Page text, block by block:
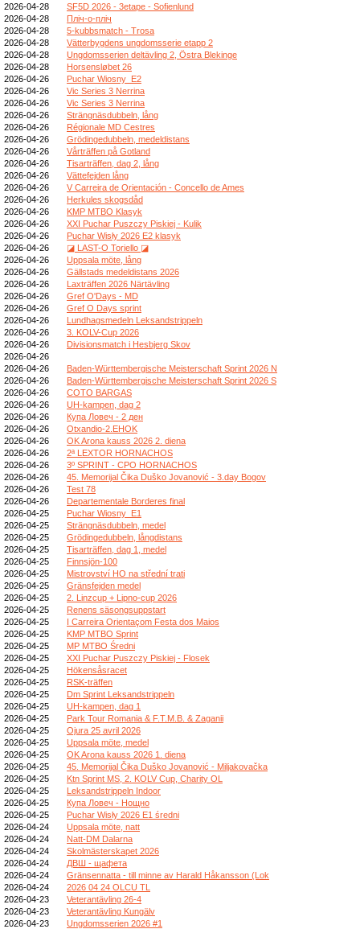
2026-04-28
SF5D 2026 - 3etape - Sofienlund
2026-04-28
Пліч-о-пліч
2026-04-28
5-kubbsmatch - Trosa
2026-04-28
Vätterbygdens ungdomsserie etapp 2
2026-04-28
Ungdomsserien deltävling 2, Östra Blekinge
2026-04-28
Horsensløbet 26
2026-04-26
Puchar Wiosny_E2
2026-04-26
Vic Series 3 Nerrina
2026-04-26
Vic Series 3 Nerrina
2026-04-26
Strängnäsdubbeln, lång
2026-04-26
Régionale MD Cestres
2026-04-26
Grödingedubbeln, medeldistans
2026-04-26
Vårträffen på Gotland
2026-04-26
Tisarträffen, dag 2, lång
2026-04-26
Vättefejden lång
2026-04-26
V Carreira de Orientación - Concello de Ames
2026-04-26
Herkules skogsdåd
2026-04-26
KMP MTBO Klasyk
2026-04-26
XXI Puchar Puszczy Piskiej - Kulik
2026-04-26
Puchar Wisły 2026 E2 klasyk
2026-04-26
◪ LAST-O Toriello ◪
2026-04-26
Uppsala möte, lång
2026-04-26
Gällstads medeldistans 2026
2026-04-26
Laxträffen 2026 Närtävling
2026-04-26
Gref O'Days - MD
2026-04-26
Gref O Days sprint
2026-04-26
Lundhagsmedeln Leksandstrippeln
2026-04-26
3. KOLV-Cup 2026
2026-04-26
Divisionsmatch i Hesbjerg Skov
2026-04-26
2026-04-26
Baden-Württembergische Meisterschaft Sprint 2026 N
2026-04-26
Baden-Württembergische Meisterschaft Sprint 2026 S
2026-04-26
COTO BARGAS
2026-04-26
UH-kampen, dag 2
2026-04-26
Купа Ловеч - 2 ден
2026-04-26
Otxandio-2.EHOK
2026-04-26
OK Arona kauss 2026 2. diena
2026-04-26
2ª LEXTOR HORNACHOS
2026-04-26
3º SPRINT - CPO HORNACHOS
2026-04-26
45. Memorijal Čika Duško Jovanović - 3.day Bogov
2026-04-26
Test 78
2026-04-26
Departementale Borderes final
2026-04-25
Puchar Wiosny_E1
2026-04-25
Strängnäsdubbeln, medel
2026-04-25
Grödingedubbeln, långdistans
2026-04-25
Tisarträffen, dag 1, medel
2026-04-25
Finnsjön-100
2026-04-25
Mistrovství HO na střední trati
2026-04-25
Gränsfejden medel
2026-04-25
2. Linzcup + Lipno-cup 2026
2026-04-25
Renens säsongsuppstart
2026-04-25
I Carreira Orientaçom Festa dos Maios
2026-04-25
KMP MTBO Sprint
2026-04-25
MP MTBO Średni
2026-04-25
XXI Puchar Puszczy Piskiej - Flosek
2026-04-25
Hökensåsracet
2026-04-25
RSK-träffen
2026-04-25
Dm Sprint Leksandstrippeln
2026-04-25
UH-kampen, dag 1
2026-04-25
Park Tour Romania & F.T.M.B. & Zaganii
2026-04-25
Ojura 25 avril 2026
2026-04-25
Uppsala möte, medel
2026-04-25
OK Arona kauss 2026 1. diena
2026-04-25
45. Memorijal Čika Duško Jovanović - Miljakovačka
2026-04-25
Ktn Sprint MS, 2. KOLV Cup, Charity OL
2026-04-25
Leksandstrippeln Indoor
2026-04-25
Купа Ловеч - Нощно
2026-04-25
Puchar Wisły 2026 E1 średni
2026-04-24
Uppsala möte, natt
2026-04-24
Natt-DM Dalarna
2026-04-24
Skolmästerskapet 2026
2026-04-24
ДВШ - щафета
2026-04-24
Gränsennatta - till minne av Harald Håkansson (Lok
2026-04-24
2026 04 24 OLCU TL
2026-04-23
Veterantävling 26-4
2026-04-23
Veterantävling Kungälv
2026-04-23
Ungdomsserien 2026 #1